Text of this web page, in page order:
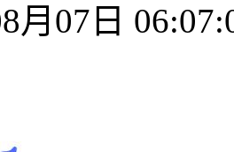
月07日